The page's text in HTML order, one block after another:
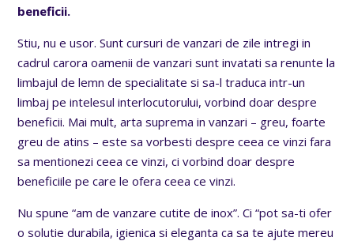
beneficii.
Stiu, nu e usor. Sunt cursuri de vanzari de zile intregi in
cadrul carora oamenii de vanzari sunt invatati sa renunte la
limbajul de lemn de specialitate si sa-l traduca intr-un
limbaj pe intelesul interlocutorului, vorbind doar despre
beneficii. Mai mult, arta suprema in vanzari – greu, foarte
greu de atins – este sa vorbesti despre ceea ce vinzi fara
sa mentionezi ceea ce vinzi, ci vorbind doar despre
beneficiile pe care le ofera ceea ce vinzi.
Nu spune “am de vanzare cutite de inox”. Ci “pot sa-ti ofer
o solutie durabila, igienica si eleganta ca sa te ajute mereu